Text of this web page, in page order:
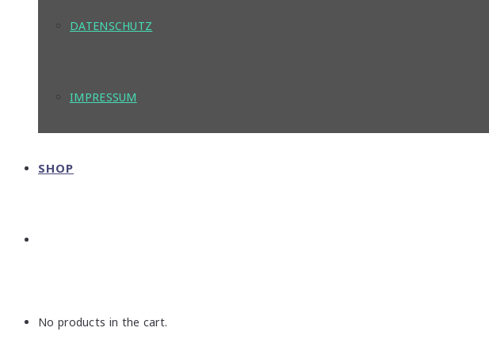
DATENSCHUTZ
IMPRESSUM
SHOP
No products in the cart.